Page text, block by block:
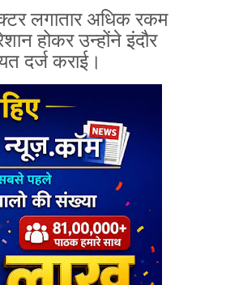
लगातार अधिक रकम
होकर उन्होंने इंदौर
दर्ज कराई।